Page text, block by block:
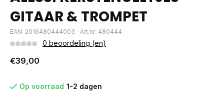
GITAAR & TROMPET
EAN: 2016480444003 Art.nr: 480444
0 beoordeling (en)
€39,00
Op voorraad 1-2 dagen